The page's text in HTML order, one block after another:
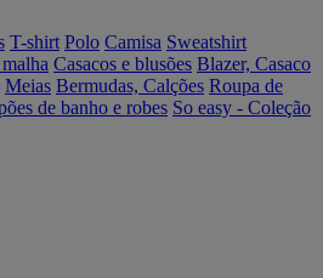
T-shirt Polo Camisa Sweatshirt
Casacos e blusões Blazer, Casaco
Meias Bermudas, Calções Roupa de
de banho e robes So easy - Coleção